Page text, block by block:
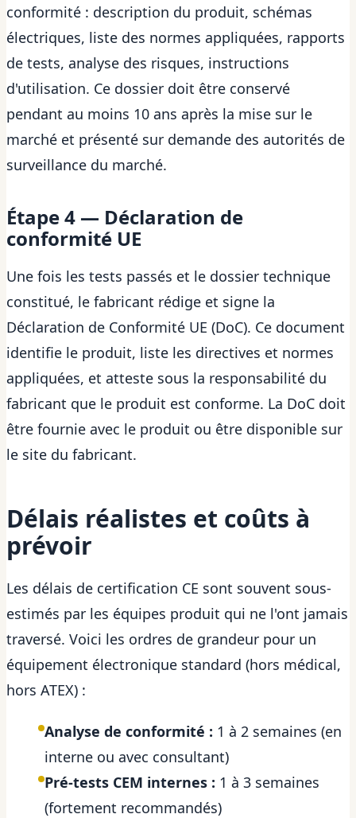
conformité : description du produit, schémas
électriques, liste des normes appliquées, rapports
de tests, analyse des risques, instructions
d'utilisation. Ce dossier doit être conservé
pendant au moins 10 ans après la mise sur le
marché et présenté sur demande des autorités de
surveillance du marché.
Étape 4 — Déclaration de
conformité UE
Une fois les tests passés et le dossier technique
constitué, le fabricant rédige et signe la
Déclaration de Conformité UE (DoC). Ce document
identifie le produit, liste les directives et normes
appliquées, et atteste sous la responsabilité du
fabricant que le produit est conforme. La DoC doit
être fournie avec le produit ou être disponible sur
le site du fabricant.
Délais réalistes et coûts à
prévoir
Les délais de certification CE sont souvent sous-
estimés par les équipes produit qui ne l'ont jamais
traversé. Voici les ordres de grandeur pour un
équipement électronique standard (hors médical,
hors ATEX) :
Analyse de conformité : 1 à 2 semaines (en
interne ou avec consultant)
Pré-tests CEM internes : 1 à 3 semaines
(fortement recommandés)